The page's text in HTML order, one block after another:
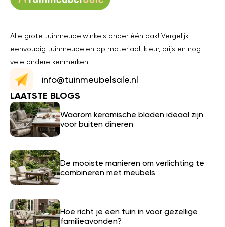
Alle grote tuinmeubelwinkels onder één dak! Vergelijk
eenvoudig tuinmeubelen op materiaal, kleur, prijs en nog
vele andere kenmerken.
info@tuinmeubelsale.nl
LAATSTE BLOGS
Waarom keramische bladen ideaal zijn
voor buiten dineren
De mooiste manieren om verlichting te
combineren met meubels
Hoe richt je een tuin in voor gezellige
familieavonden?